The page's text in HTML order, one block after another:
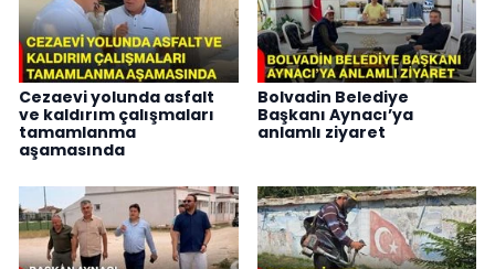
Cezaevi yolunda asfalt
ve kaldırım çalışmaları
tamamlanma
aşamasında
Bolvadin Belediye
Başkanı Aynacı’ya
anlamlı ziyaret